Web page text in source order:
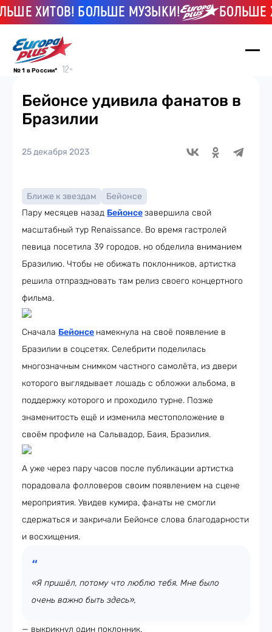
БОЛЬШЕ МУЗЫКИ! БОЛЬШЕ
№ 1 в России*
Бейонсе удивила фанатов в
Бразилии
25 декабря 2023
Ближе к звездам
Бейонсе
Пару месяцев назад Бейонсезавершила свой
масштабный тур Renaissance. Во время гастролей
певица посетила 39 городов, но обделила вниманием
Бразилию. Чтобы не обижать поклонников, артистка
решила отпраздновать там релиз своего концертного
фильма.
Сначала Бейонсе намекнула на своё появление в
Бразилии в соцсетях. Селебрити поделилась
многозначным снимком частного самолёта, из двери
которого выглядывает лошадь с обложки альбома, в
поддержку которого и проходило турне. Позже
знаменитость ещё и изменила местоположение в
своём профиле на Сальвадор, Баия, Бразилия.
А уже через пару часов после публикации артистка
порадовала фолловеров своим появлением на сцене
мероприятия. Увидев кумира, фанаты не смогли
сдержаться и закричали Бейонсе слова благодарности
и восхищения.
«Я пришёл, потому что люблю тебя. Мне было
очень важно быть здесь»,
— выкрикнул один поклонник.